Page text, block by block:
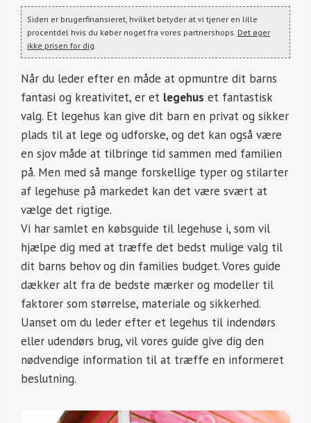
Siden er brugerfinansieret, hvilket betyder at vi tjener en lille
procentdel hvis du køber noget fra vores partnershops. Det øger
ikke prisen for dig
Når du leder efter en måde at opmuntre dit barns
fantasi og kreativitet, er et legehus et fantastisk
valg. Et legehus kan give dit barn en privat og sikker
plads til at lege og udforske, og det kan også være
en sjov måde at tilbringe tid sammen med familien
på. Men med så mange forskellige typer og stilarter
af legehuse på markedet kan det være svært at
vælge det rigtige.
Vi har samlet en købsguide til legehuse i, som vil
hjælpe dig med at træffe det bedst mulige valg til
dit barns behov og din families budget. Vores guide
dækker alt fra de bedste mærker og modeller til
faktorer som størrelse, materiale og sikkerhed.
Uanset om du leder efter et legehus til indendørs
eller udendørs brug, vil vores guide give dig den
nødvendige information til at træffe en informeret
beslutning.